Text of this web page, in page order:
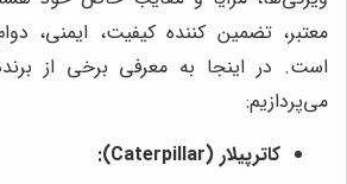
معتبر، تضمین کننده کیفیت، ایمنی،
است. در اینجا به معرفی برخی از
می‌پردازیم:
کاترپیلار (Caterpillar):